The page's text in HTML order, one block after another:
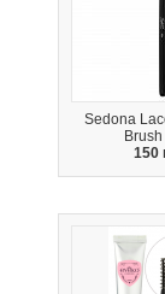
Sedona
150